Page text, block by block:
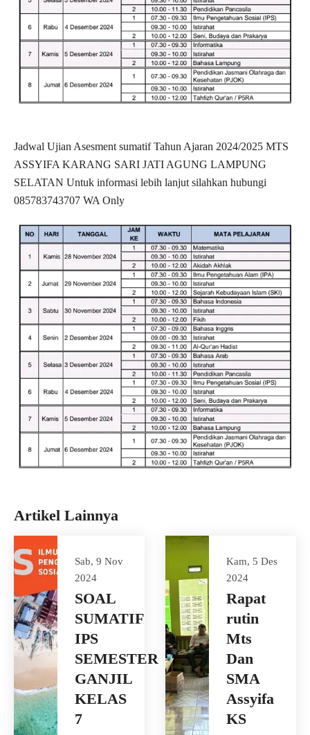
Jadwal Ujian Asesment sumatif Tahun Ajaran 2024/2025 MTS
ASSYIFA KARANG SARI JATI AGUNG LAMPUNG
SELATAN Untuk informasi lebih lanjut silahkan hubungi
085783743707 WA Only
Artikel Lainnya
Sab, 9 Nov
2024
SOAL
SUMATIF
IPS
SEMESTER
GANJIL
KELAS
7
Kam, 5 Des
2024
Rapat
rutin
Mts
Dan
SMA
Assyifa
KS